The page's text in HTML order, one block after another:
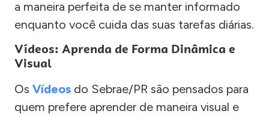
a maneira perfeita de se manter informado
enquanto você cuida das suas tarefas diárias.
Vídeos: Aprenda de Forma Dinâmica e
Visual
Os Vídeos do Sebrae/PR são pensados para
quem prefere aprender de maneira visual e